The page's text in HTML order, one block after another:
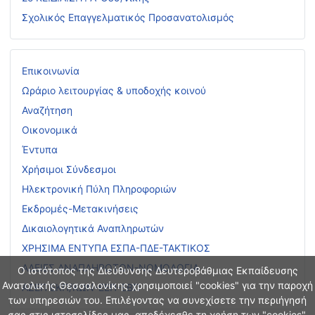
Ο ιστότοπος της Διεύθυνσης Δευτεροβάθμιας Εκπαίδευσης
Ανατολικής Θεσσαλονίκης χρησιμοποιεί "cookies" για την παροχή
των υπηρεσιών του. Επιλέγοντας να συνεχίσετε την περιήγησή
Σχολικός Επαγγελματικός Προσανατολισμός
Επικοινωνία
Ωράριο λειτουργίας & υποδοχής κοινού
Αναζήτηση
Οικονομικά
Έντυπα
Χρήσιμοι Σύνδεσμοι
Ηλεκτρονική Πύλη Πληροφοριών
Εκδρομές-Μετακινήσεις
Δικαιολογητικά Αναπληρωτών
ΧΡΗΣΙΜΑ ΕΝΤΥΠΑ ΕΣΠΑ-ΠΔΕ-ΤΑΚΤΙΚΟΣ
ΑΔΕΙΕΣ ΑΝΑΠΛΗΡΩΤΩΝ-ΝΟΜΟΛΟΓΙΑ
ΑΣΕΠ ΕΚΠ/ΚΩΝ-ΕΕΠ-ΕΒΠ